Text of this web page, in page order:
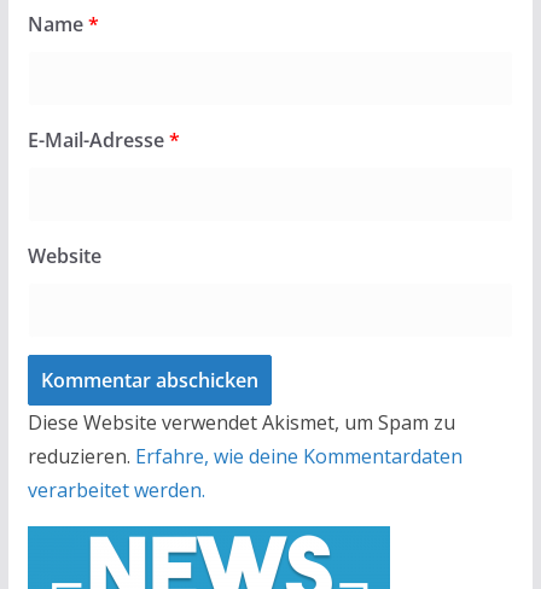
Name*
E-Mail-Adresse*
Website
Diese Website verwendet Akismet, um Spam zu
reduzieren. Erfahre, wie deine Kommentardaten
verarbeitet werden.